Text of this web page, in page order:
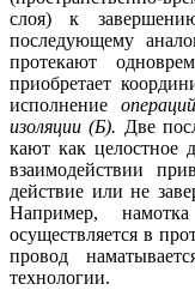
слоя) к
последующему
протекают
приобретает
исполнение опе­
изоляции(Б). Две
кают как целостное
взаимодействии
действие или не
Например,
осуществляется в
провод
технологии.